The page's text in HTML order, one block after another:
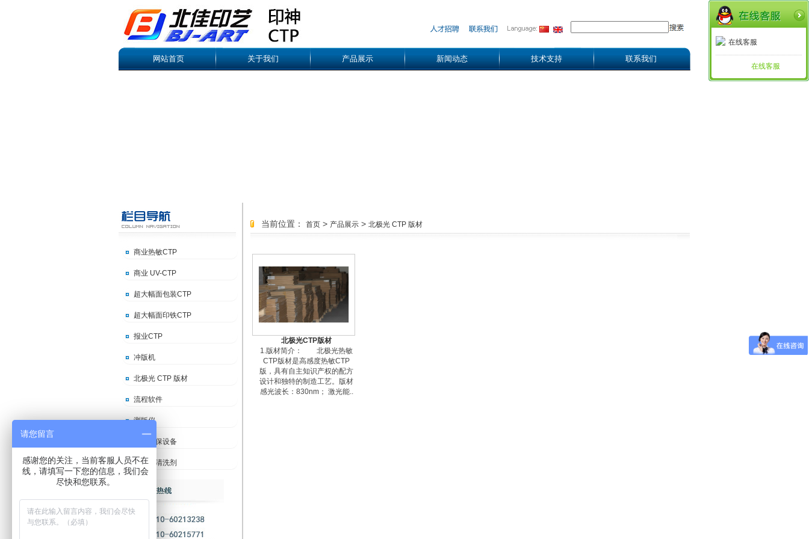
在线客服
在线客服
网站首页 关于我们 产品展示 新闻动态 技术支持 联系我们
商业热敏CTP
商业 UV-CTP
超大幅面包装CTP
超大幅面印铁CTP
报业CTP
冲版机
北极光 CTP 版材
流程软件
测版仪
印刷环保设备
冲版机清洗剂
当前位置： 首页 > 产品展示 > 北极光 CTP 版材
北极光CTP版材
1.版材简介： 北极光热敏
CTP版材是高感度热敏CTP
版，具有自主知识产权的配方
设计和独特的制造工艺。版材
感光波长：830nm； 激光能..
请您留言
感谢您的关注，当前客服人员不在
线，请填写一下您的信息，我们会
尽快和您联系。